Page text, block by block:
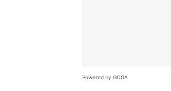
Powered by GOGA